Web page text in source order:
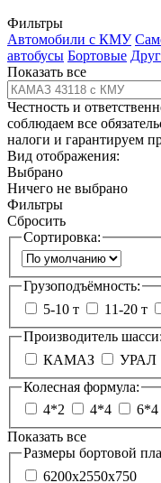
Фильтры
Автомобили с КМУ
автобусы Бортовые
Показать все
Честность и
соблюдаем все
налоги и гарантируем
Вид отображения:
Выбрано
Ничего не выбрано
Фильтры
Сбросить
Сортировка:
Грузоподъёмность:
5-10 т
11-20 т
Производитель шасси:
КАМАЗ
УРАЛ
Колесная формула:
4*2
4*4 6*4
Показать все
Размеры бортовой